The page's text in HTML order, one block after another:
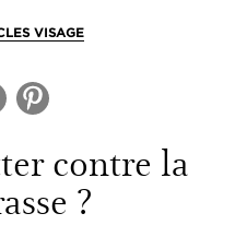
VISAGE
contre la
?